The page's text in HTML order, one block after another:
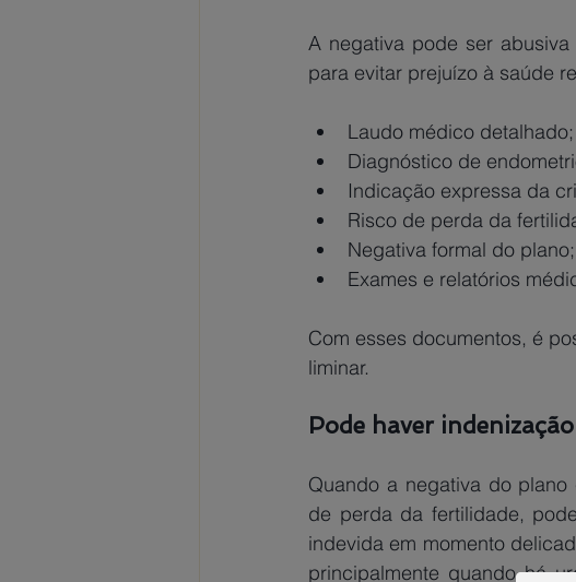
A negativa pode ser
para evitar prejuízo à saúde
Laudo médico detalhado;
Diagnóstico de
Indicação expressa da
Risco de perda da
Negativa formal do plano;
Exames e relatórios
Com esses documentos, é
liminar.
Pode haver
Quando a negativa do
de perda da fertilidade,
indevida em momento
principalmente quando há